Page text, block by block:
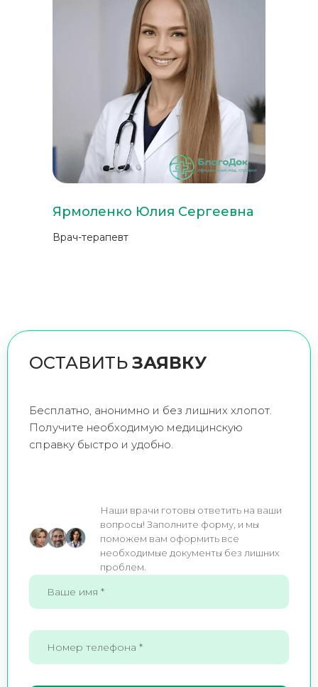
Ярмоленко Юлия Сергеевна
Врач-терапевт
ОСТАВИТЬ ЗАЯВКУ
Бесплатно, анонимно и без лишних хлопот.
Получите необходимую медицинскую
справку быстро и удобно.
Наши врачи готовы ответить на ваши
вопросы! Заполните форму, и мы
поможем вам оформить все
необходимые документы без лишних
проблем.